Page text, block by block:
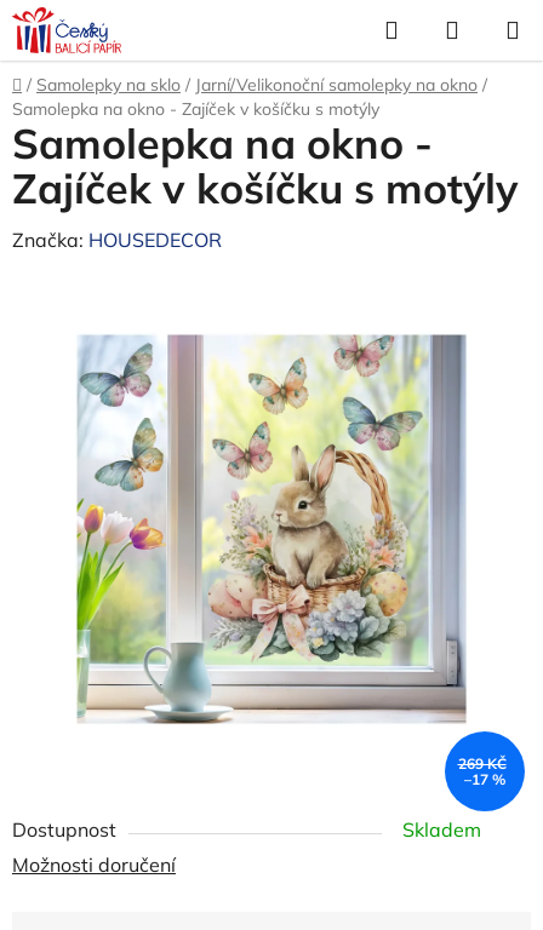
Přejít
na
obsah
Hledat
KOŠÍK
Domů
/ Samolepky na sklo / Jarní/Velikonoční samolepky na okno /
Samolepka na okno - Zajíček v košíčku s motýly
Dostupnost
Skladem
Možnosti doručení
Samolepka na okno -
Zajíček v košíčku s motýly
Značka: HOUSEDECOR
269 KČ
–17 %